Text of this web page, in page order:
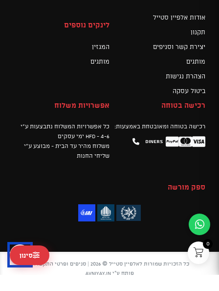
סינון
אודות אלפיין סטייל
תקנון
יצירת קשר וסניפים
מותגים
הצהרת נגישות
ביטול עסקה
לינקים נוספים
המגזין
מותגים
רכישה בטוחה
רכישה בטוחה ומאובטחת באמצעות:
Visa
Mastercard
PayPal
Diners
אפשרויות משלוח
כל אפשרויות המשלוח נתבצעות ע"י
HFD - 4-6 ימי עסקים
משלוח מהיר עד הבית - מבוצע ע"י
שליחי החנות
ספק מורשה
כל הזכויות שמורות לאלפיין סטייל © 2026 |
סניפים ופרטי התקשרות
פותח ע"יavniyay.in
0